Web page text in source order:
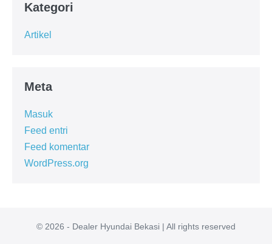
Kategori
Artikel
Meta
Masuk
Feed entri
Feed komentar
WordPress.org
© 2026 - Dealer Hyundai Bekasi | All rights reserved